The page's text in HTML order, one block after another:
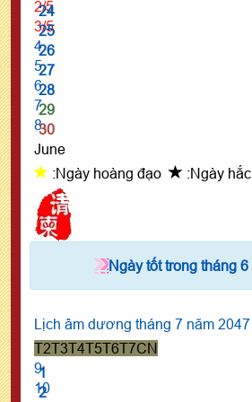
24
2/5
25
3/5
26
4
27
5
28
6
29
7
30
8
June
:Ngày hoàng đạo
:Ngày
Ngày tốt trong tháng
Lịch âm dương tháng 7 năm 2047
T2T3T4T5T6T7CN
1
9
2
10